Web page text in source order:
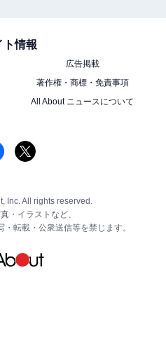
ト情報
広告掲載
著作権・商標・免責事項
All About ニュースについて
Inc. All rights reserved.
・イラストなど、
転載・公衆送信等を禁じます。